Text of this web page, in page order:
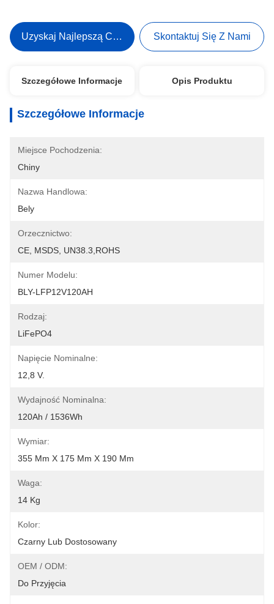
Uzyskaj Najlepszą Cenę Skontaktuj Się Z Nami
Szczegółowe Informacje Opis Produktu
Szczegółowe Informacje
Miejsce Pochodzenia:
Chiny
Nazwa Handlowa:
Bely
Orzecznictwo:
CE, MSDS, UN38.3,ROHS
Numer Modelu:
BLY-LFP12V120AH
Rodzaj:
LiFePO4
Napięcie Nominalne:
12,8 V.
Wydajność Nominalna:
120Ah / 1536Wh
Wymiar:
355 Mm X 175 Mm X 190 Mm
Waga:
14 Kg
Kolor:
Czarny Lub Dostosowany
OEM / ODM:
Do Przyjęcia